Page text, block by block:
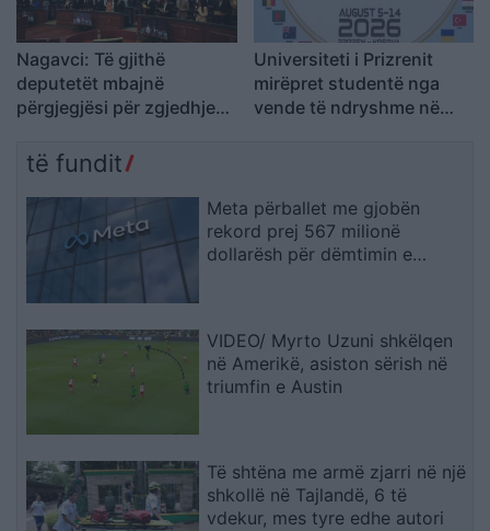
Nagavci: Të gjithë
deputetët mbajnë
përgjegjësi për zgjedhjen
Universiteti i Prizrenit
mirëpret studentë nga
vende të ndryshme në
të fundit
Meta përballet me gjobën
rekord prej 567 milionë
dollarësh për dëmtimin e
VIDEO/ Myrto Uzuni shkëlqen
në Amerikë, asiston sërish në
triumfin e Austin
Të shtëna me armë zjarri në një
shkollë në Tajlandë, 6 të
vdekur, mes tyre edhe autori